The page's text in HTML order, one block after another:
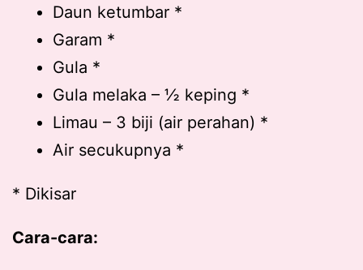
Daun ketumbar *
Garam *
Gula *
Gula melaka – ½ keping *
Limau – 3 biji (air perahan) *
Air secukupnya *
* Dikisar
Cara-cara: